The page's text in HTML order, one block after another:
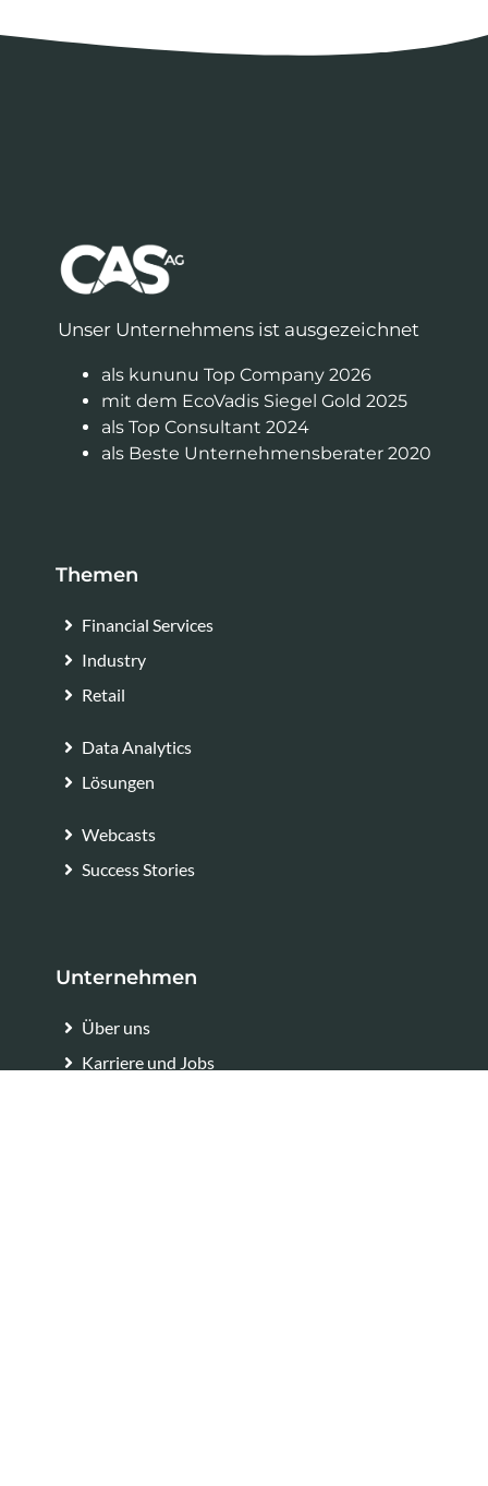
Unser Unternehmens ist ausgezeichnet
als kununu Top Company 2026
mit dem EcoVadis Siegel Gold 2025
als Top Consultant 2024
als Beste Unternehmensberater 2020
Themen
Financial Services
Industry
Retail
Data Analytics
Lösungen
Webcasts
Success Stories
Unternehmen
Über uns
Karriere und Jobs